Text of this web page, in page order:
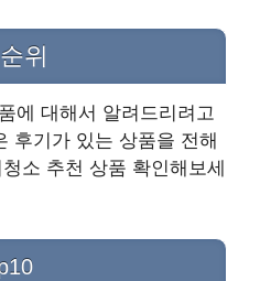
위
에 대해서 알려드리려고
후기가 있는 상품을 전해
소 추천 상품 확인해보세